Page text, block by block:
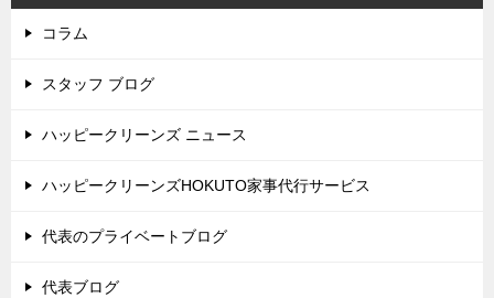
コラム
スタッフ ブログ
ハッピークリーンズ ニュース
ハッピークリーンズHOKUTO家事代行サービス
代表のプライベートブログ
代表ブログ